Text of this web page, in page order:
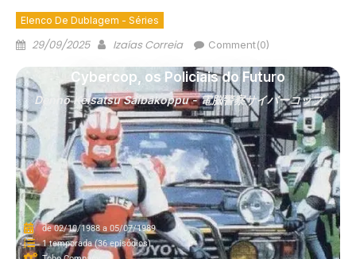
Elenco De Dublagem - Séries
29/09/2025 Izaías Correia Comment(0)
Dennō Keisatsu Saibākoppu - 電脳警察サイバーコップ
Cybercop, os Policiais do Futuro
de 02/10/1988 a 05/07/1989
1 temporada (36 episódios).